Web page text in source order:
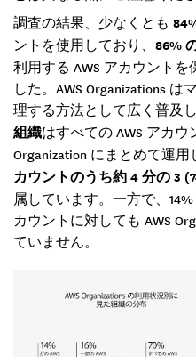
調査の結果、少なくとも
ントを使用しており、 86%
利用する AWS アカウント
した。AWS Organizations
理する方法として広く普及し
組織はすべての AWS アカウ
Organization にまとめて運用
カウントのうち約 4 分の 3
属しています。一方で、
カウントに対しても AWS
ていません。